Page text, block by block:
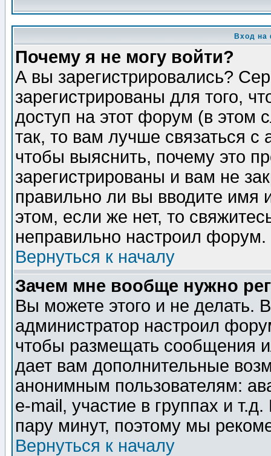
Вход на
Почему я не могу войти?
А вы зарегистрировались?
зарегистрированы для того,
доступ на этот форум (в этом
так, то вам лучше связаться
чтобы выяснить, почему это
зарегистрированы и вам не
правильно ли вы вводите
этом, если же нет, то
неправильно настроил форум.
Вернуться к началу
Зачем мне вообще нужно
Вы можете этого и не делать.
администратор настроил
чтобы размещать сообщения
дает вам дополнительные
анонимным пользователям:
e-mail, участие в группах и
пару минут, поэтому мы
Вернуться к началу